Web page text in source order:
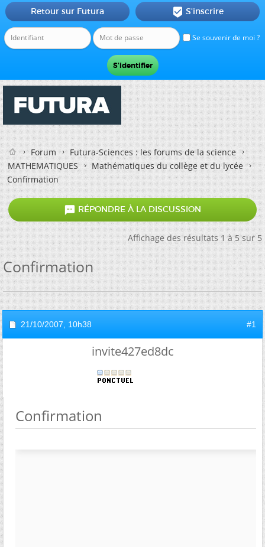
Se souvenir de moi ?
Retour sur Futura  S'inscrire
Forum
Futura-Sciences : les forums de la science
MATHEMATIQUES
Mathématiques du collège et du lycée
Confirmation
 RÉPONDRE À LA DISCUSSION
Affichage des résultats 1 à 5 sur 5
Confirmation
21/10/2007, 10h38 #1
invite427ed8dc
Confirmation